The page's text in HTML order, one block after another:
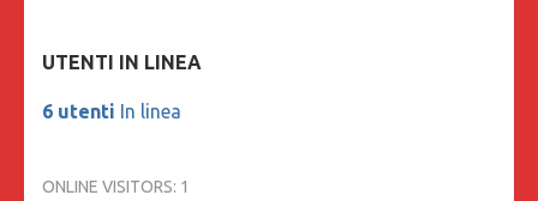
UTENTI IN LINEA
6 utenti In linea
ONLINE VISITORS: 1